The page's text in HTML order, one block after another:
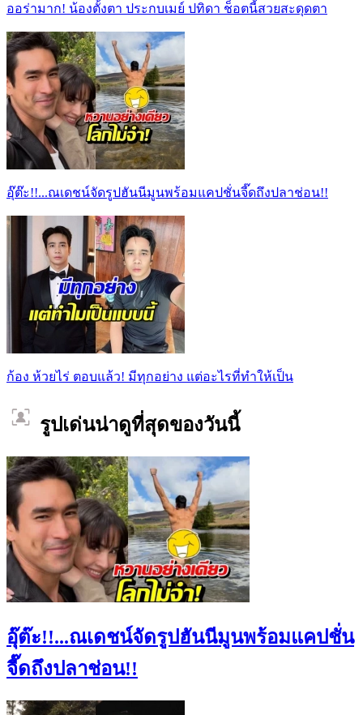
ออร่ามาก! น้องตั้งตา ประกบเมย์ ปทิดา ช็อตนี้สวยสะดุดตา
อุ๊ต๊ะ!!...ณเดชน์จัดรูปฮันนีมูนพร้อมแคปชั่นจี๊ดถึงปลาช่อน!!
ก้อง ห้วยไร่ ตอบแล้ว! มีทุกอย่าง แต่อะไรที่ทำให้เป็น
รูปเด่นน่าดูที่สุดของวันนี้
อุ๊ต๊ะ!!...ณเดชน์จัดรูปฮันนีมูนพร้อมแคปชั่น
จี๊ดถึงปลาช่อน!!